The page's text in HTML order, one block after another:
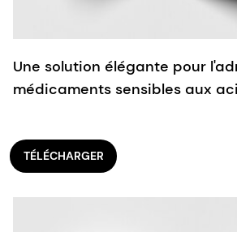
Une solution élégante pour
médicaments sensibles
TÉLÉCHARGER